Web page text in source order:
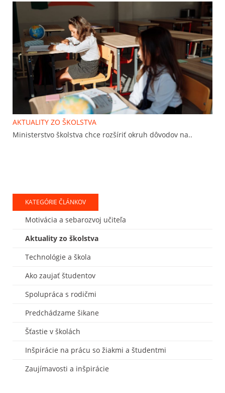
AKTUALITY ZO ŠKOLSTVA
Ministerstvo školstva chce rozšíriť okruh dôvodov na..
KATEGÓRIE ČLÁNKOV
Motivácia a sebarozvoj učiteľa
Aktuality zo školstva
Technológie a škola
Ako zaujať študentov
Spolupráca s rodičmi
Predchádzame šikane
Šťastie v školách
Inšpirácie na prácu so žiakmi a študentmi
Zaujímavosti a inšpirácie